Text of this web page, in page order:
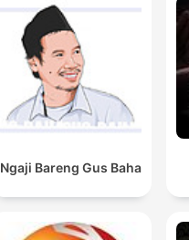
Ngaji Bareng Gus Baha